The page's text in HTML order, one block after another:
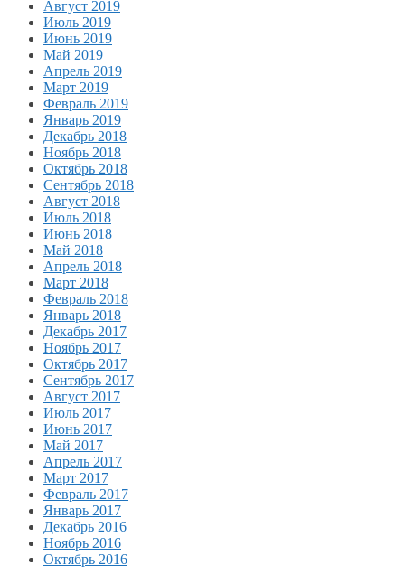
Август 2019
Июль 2019
Июнь 2019
Май 2019
Апрель 2019
Март 2019
Февраль 2019
Январь 2019
Декабрь 2018
Ноябрь 2018
Октябрь 2018
Сентябрь 2018
Август 2018
Июль 2018
Июнь 2018
Май 2018
Апрель 2018
Март 2018
Февраль 2018
Январь 2018
Декабрь 2017
Ноябрь 2017
Октябрь 2017
Сентябрь 2017
Август 2017
Июль 2017
Июнь 2017
Май 2017
Апрель 2017
Март 2017
Февраль 2017
Январь 2017
Декабрь 2016
Ноябрь 2016
Октябрь 2016